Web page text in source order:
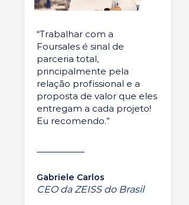
“Trabalhar com a
Foursales é sinal de
parceria total,
principalmente pela
relação profissional e a
proposta de valor que eles
entregam a cada projeto!
Eu recomendo.”
Gabriele Carlos
CEO da ZEISS do Brasil